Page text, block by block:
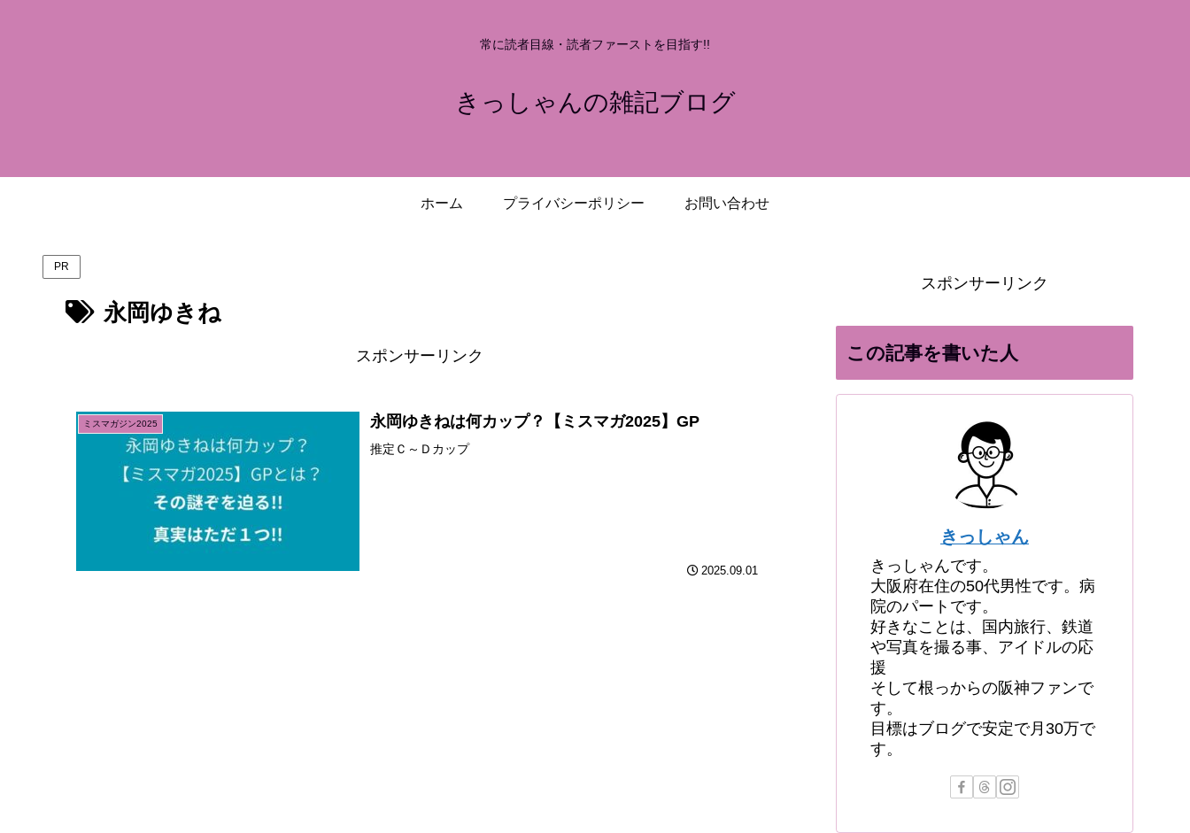
常に読者目線・読者ファーストを目指す!!
きっしゃんの雑記ブログ
ホーム プライバシーポリシー お問い合わせ
PR
永岡ゆきね
スポンサーリンク
ミスマガジン2025 永岡ゆきねは何カップ？【ミスマガ2025】GP
推定Ｃ～Ｄカップ
2025.09.01
スポンサーリンク
この記事を書いた人
きっしゃん
きっしゃんです。
大阪府在住の50代男性です。病
院のパートです。
好きなことは、国内旅行、鉄道
や写真を撮る事、アイドルの応
援
そして根っからの阪神ファンで
す。
目標はブログで安定で月30万で
す。